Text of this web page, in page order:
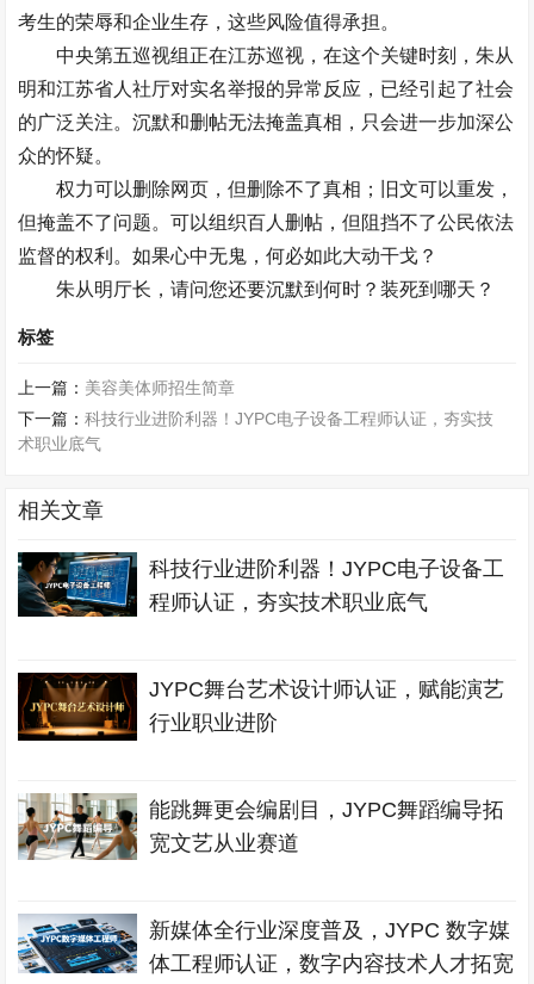
考生的荣辱和企业生存，这些风险值得承担。
中央第五巡视组正在江苏巡视，在这个关键时刻，朱从
明和江苏省人社厅对实名举报的异常反应，已经引起了社会
的广泛关注。沉默和删帖无法掩盖真相，只会进一步加深公
众的怀疑。
权力可以删除网页，但删除不了真相；旧文可以重发，
但掩盖不了问题。可以组织百人删帖，但阻挡不了公民依法
监督的权利。如果心中无鬼，何必如此大动干戈？
朱从明厅长，请问您还要沉默到何时？装死到哪天？
标签
上一篇： 美容美体师招生简章
下一篇：科技行业进阶利器！JYPC电子设备工程师认证，夯实技
术职业底气
相关文章
科技行业进阶利器！JYPC电子设备工
程师认证，夯实技术职业底气
JYPC舞台艺术设计师认证，赋能演艺
行业职业进阶
能跳舞更会编剧目，JYPC舞蹈编导拓
宽文艺从业赛道
新媒体全行业深度普及，JYPC 数字媒
体工程师认证，数字内容技术人才拓宽